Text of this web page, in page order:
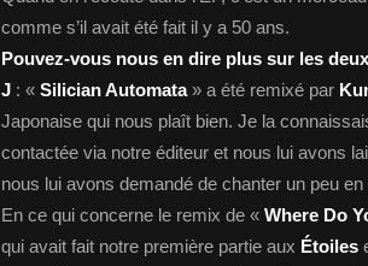
comme s’il avait été fait il y a 50 ans.
Pouvez-vous nous en dire plus sur les
J : « Silician Automata» a été remixé par
Japonaise qui nous plaît bien. Je la
contactée via notre éditeur et nous lui avons
nous lui avons demandé de chanter un peu
En ce qui concerne le remix de « Where Do
qui avait fait notre première partie aux Étoiles